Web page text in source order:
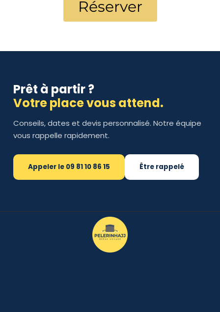
Réserver
Prêt à partir ?
Votre place vous attend.
Conseils, dates et devis personnalisé. Notre équipe
vous rappelle rapidement.
Appeler le 09 81 10 86 15 Être rappelé